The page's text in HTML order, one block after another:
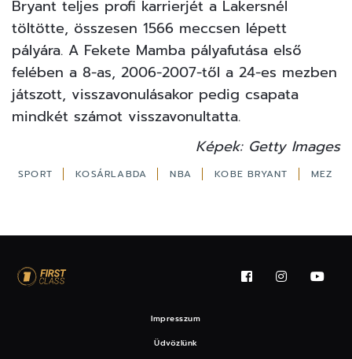
Bryant teljes profi karrierjét a Lakersnél
töltötte, összesen 1566 meccsen lépett
pályára. A Fekete Mamba pályafutása első
felében a 8-as, 2006-2007-től a 24-es mezben
játszott, visszavonulásakor pedig csapata
mindkét számot visszavonultatta.
Képek: Getty Images
SPORT KOSÁRLABDA NBA KOBE BRYANT MEZ
Impresszum
Üdvözlünk